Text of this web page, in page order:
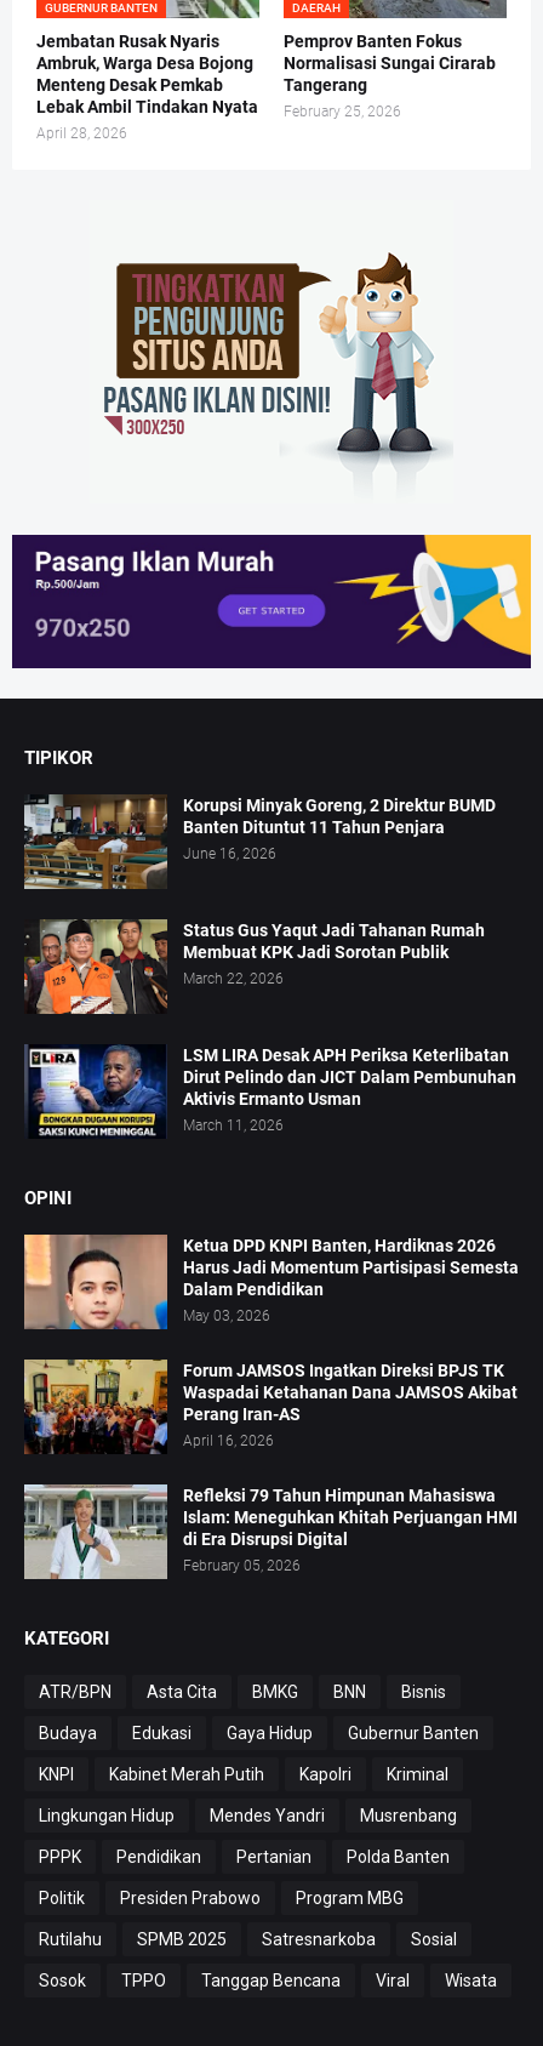
GUBERNUR BANTEN
Jembatan Rusak Nyaris
Ambruk, Warga Desa Bojong
Menteng Desak Pemkab
Lebak Ambil Tindakan Nyata
April 28, 2026
DAERAH
Pemprov Banten Fokus
Normalisasi Sungai Cirarab
Tangerang
February 25, 2026
TIPIKOR
Korupsi Minyak Goreng, 2 Direktur BUMD
Banten Dituntut 11 Tahun Penjara
June 16, 2026
Status Gus Yaqut Jadi Tahanan Rumah
Membuat KPK Jadi Sorotan Publik
March 22, 2026
LSM LIRA Desak APH Periksa Keterlibatan
Dirut Pelindo dan JICT Dalam Pembunuhan
Aktivis Ermanto Usman
March 11, 2026
OPINI
Ketua DPD KNPI Banten, Hardiknas 2026
Harus Jadi Momentum Partisipasi Semesta
Dalam Pendidikan
May 03, 2026
Forum JAMSOS Ingatkan Direksi BPJS TK
Waspadai Ketahanan Dana JAMSOS Akibat
Perang Iran-AS
April 16, 2026
Refleksi 79 Tahun Himpunan Mahasiswa
Islam: Meneguhkan Khitah Perjuangan HMI
di Era Disrupsi Digital
February 05, 2026
KATEGORI
ATR/BPN Asta Cita BMKG BNN Bisnis
Budaya Edukasi Gaya Hidup Gubernur Banten
KNPI Kabinet Merah Putih Kapolri Kriminal
Lingkungan Hidup Mendes Yandri Musrenbang
PPPK Pendidikan Pertanian Polda Banten
Politik Presiden Prabowo Program MBG
Rutilahu SPMB 2025 Satresnarkoba Sosial
Sosok TPPO Tanggap Bencana Viral Wisata